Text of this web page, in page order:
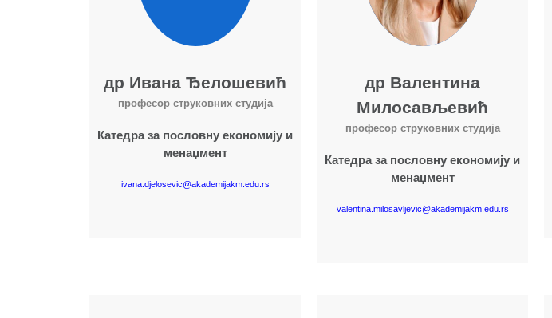
др Ивана Ђелошевић
професор струковних студија
Катедра за пословну економију и
менаџмент
ivana.djelosevic@akademijakm.edu.rs
др Валентина
Милосављевић
професор струковних студија
Катедра за пословну економију и
менаџмент
valentina.milosavljevic@akademijakm.edu.rs